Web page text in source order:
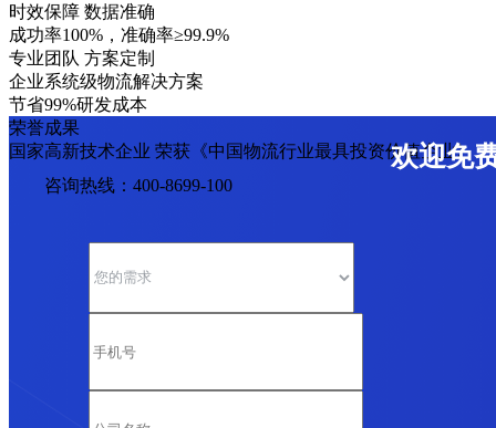
时效保障 数据准确
成功率100%，准确率≥99.9%
专业团队 方案定制
企业系统级物流解决方案
节省99%研发成本
荣誉成果
国家高新技术企业 荣获《中国物流行业最具投资价值企业》
欢迎免
咨询热线：400-8699-100